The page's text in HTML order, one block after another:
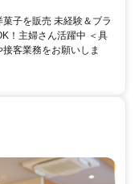
子を販売 未経験＆ブラ
！主婦さん活躍中 ＜具
客業務をお願いしま